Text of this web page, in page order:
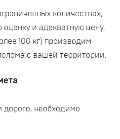
количествах,
и адекватную цену.
100 кг) производим
с вашей территории.
дорого, необходимо